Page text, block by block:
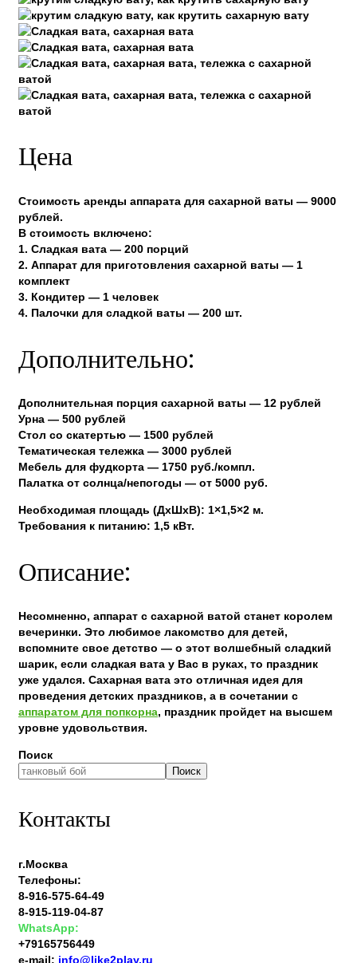
Цена
Стоимость аренды аппарата для сахарной ваты — 9000
рублей.
В стоимость включено:
1. Сладкая вата — 200 порций
2. Аппарат для приготовления сахарной ваты — 1
комплект
3. Кондитер — 1 человек
4. Палочки для сладкой ваты — 200 шт.
Дополнительно:
Дополнительная порция сахарной ваты — 12 рублей
Урна — 500 рублей
Стол со скатертью — 1500 рублей
Тематическая тележка — 3000 рублей
Мебель для фудкорта — 1750 руб./компл.
Палатка от солнца/непогоды — от 5000 руб.
Необходимая площадь (ДхШxВ): 1×1,5×2 м.
Требования к питанию: 1,5 кВт.
Описание:
Несомненно, аппарат с сахарной ватой станет королем
вечеринки. Это любимое лакомство для детей,
вспомните свое детство — о этот волшебный сладкий
шарик, если сладкая вата у Вас в руках, то праздник
уже удался. Сахарная вата это отличная идея для
проведения детских праздников, а в сочетании с
аппаратом для попкорна, праздник пройдет на высшем
уровне удовольствия.
Поиск
Поиск
Контакты
г.Москва
Телефоны:
8-916-575-64-49
8-915-119-04-87
WhatsApp:
+79165756449
e-mail: info@like2play.ru